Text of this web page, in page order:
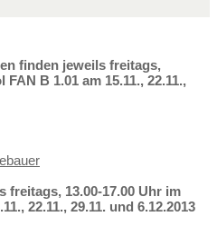
finden jeweils freitags,
B 1.01 am 15.11., 22.11.,
freitags, 13.00-17.00 Uhr im
22.11., 29.11. und 6.12.2013